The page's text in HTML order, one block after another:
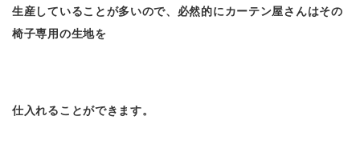
生産していることが多いので、必然的にカーテン屋さんはその
椅子専用の生地を
仕入れることができます。